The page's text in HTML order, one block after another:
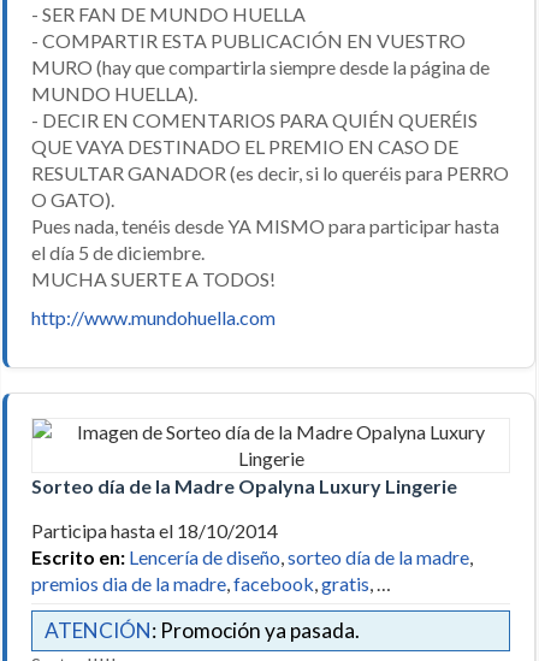
- SER FAN DE MUNDO HUELLA
- COMPARTIR ESTA PUBLICACIÓN EN VUESTRO
MURO (hay que compartirla siempre desde la página de
MUNDO HUELLA).
- DECIR EN COMENTARIOS PARA QUIÉN QUERÉIS
QUE VAYA DESTINADO EL PREMIO EN CASO DE
RESULTAR GANADOR (es decir, si lo queréis para PERRO
O GATO).
Pues nada, tenéis desde YA MISMO para participar hasta
el día 5 de diciembre.
MUCHA SUERTE A TODOS!
http://www.mundohuella.com
Sorteo día de la Madre Opalyna Luxury Lingerie
Participa hasta el 18/10/2014
Escrito en: Lencería de diseño sorteo día de la madre
premios dia de la madre facebook gratis
ATENCIÓN: Promoción ya pasada.